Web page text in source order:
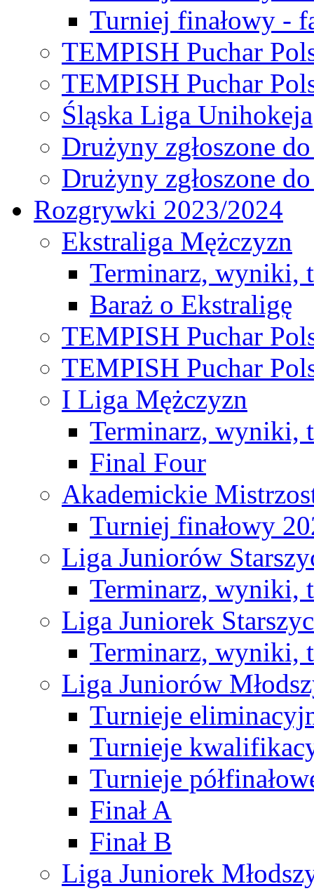
Turniej finałowy -
TEMPISH Puchar
TEMPISH Puchar
Śląska Liga Unihokeja
Drużyny zgłoszone
Drużyny zgłoszone
Rozgrywki 2023/2024
Ekstraliga Mężczyzn
Terminarz, wyniki,
Baraż o Ekstraligę
TEMPISH Puchar
TEMPISH Puchar
I Liga Mężczyzn
Terminarz, wyniki,
Final Four
Akademickie
Turniej finałowy
Liga Juniorów
Terminarz, wyniki,
Liga Juniorek
Terminarz, wyniki,
Liga Juniorów
Turnieje
Turnieje
Turnieje
Finał A
Finał B
Liga Juniorek